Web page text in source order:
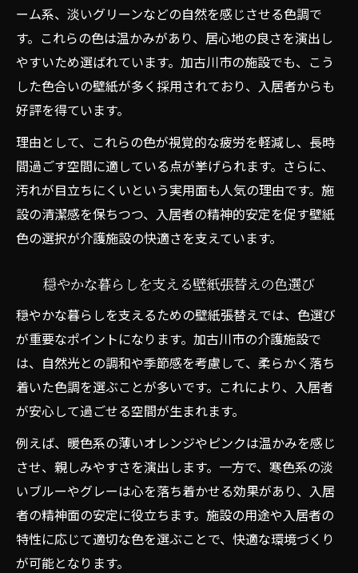
ーム系、淡いグリーンなどの自然を感じさせる色調で
す。これらの色は温かみがあり、居心地の良さを演出し
やすいため選ばれています。加古川市の施設でも、こう
した色合いの壁紙が多く採用されており、入居者からも
好評を得ています。
理由として、これらの色が視覚的な疲労を軽減し、長時
間過ごす空間に適している点が挙げられます。さらに、
汚れが目立ちにくいという実用面も人気の理由です。施
設の清潔感を保ちつつ、入居者の精神的安定を促す壁紙
色の選択が介護施設の快適さを支えています。
穏やかな暮らしを支える壁紙張替えの色選び
穏やかな暮らしを支えるための壁紙張替えでは、色選び
が重要なポイントになります。加古川市の介護施設で
は、自然光との調和や季節感を考慮して、柔らかく落ち
着いた色調を選ぶことが多いです。これにより、入居者
が安心して過ごせる空間が生まれます。
例えば、暖色系の薄いオレンジやピンクは温かみを感じ
させ、親しみやすさを演出します。一方で、寒色系の淡
いブルーやグレーは心を落ち着かせる効果があり、入居
者の精神面の安定に役立ちます。施設の用途や入居者の
特性に応じて適切な色を選ぶことで、快適な環境づくり
が可能となります。